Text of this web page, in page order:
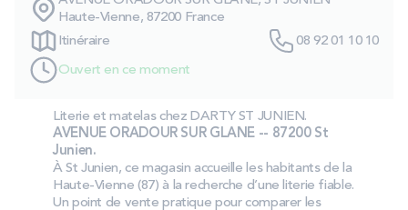
PROMOS
Technologie bultex
Nos engagements
Haute-Vienne, 87200 France
Itinéraire
08 92 01 10 10
Ouvert en ce moment
Literie et matelas chez DARTY ST JUNIEN.
AVENUE ORADOUR SUR GLANE -- 87200 St
Junien.
À St Junien, ce magasin accueille les habitants de la
Haute‑Vienne (87) à la recherche d’une literie fiable.
Un point de vente pratique pour comparer les